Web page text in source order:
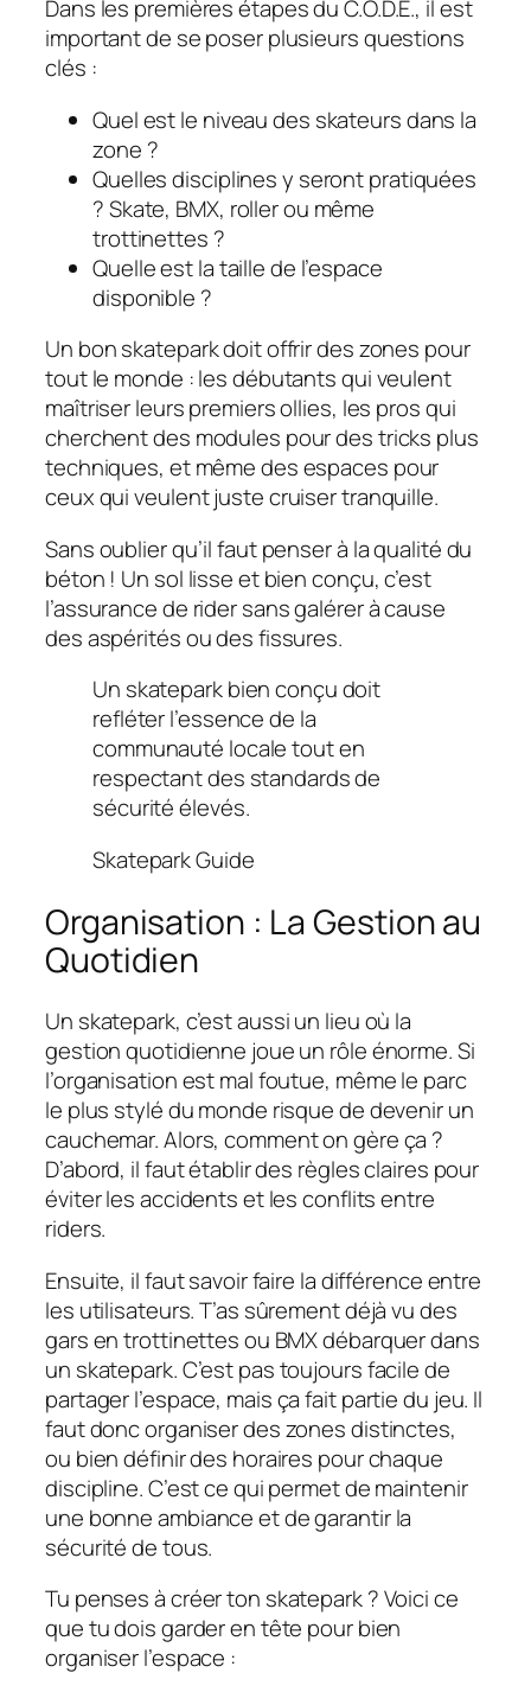
Dans les premières étapes du C.O.D.E., il est
important de se poser plusieurs questions
clés :
Quel est le niveau des skateurs dans la
zone ?
Quelles disciplines y seront pratiquées
? Skate, BMX, roller ou même
trottinettes ?
Quelle est la taille de l’espace
disponible ?
Un bon skatepark doit offrir des zones pour
tout le monde : les débutants qui veulent
maîtriser leurs premiers ollies, les pros qui
cherchent des modules pour des tricks plus
techniques, et même des espaces pour
ceux qui veulent justecruisertranquille.
Sans oublier qu’il faut penser à la qualité du
béton ! Un sol lisse et bien conçu, c’est
l’assurance de rider sans galérer à cause
des aspérités ou des fissures.
Un skatepark bien conçu doit
refléter l’essence de la
communauté locale tout en
respectant des standards de
sécurité élevés.
Skatepark Guide
Organisation : La Gestion au
Quotidien
Un skatepark, c’est aussi un lieu où la
gestion quotidienne joue un rôle énorme. Si
l’organisation est mal foutue, même le parc
le plus stylé du monde risque de devenir un
cauchemar. Alors, comment on gère ça ?
D’abord, il faut établir des règles claires pour
éviter les accidents et les conflits entre
riders.
Ensuite, il faut savoir faire la différence entre
les utilisateurs. T’as sûrement déjà vu des
gars en trottinettes ou BMX débarquer dans
un skatepark. C’est pas toujours facile de
partager l’espace, mais ça fait partie du jeu. Il
faut donc organiser des zones distinctes,
ou bien définir des horaires pour chaque
discipline. C’est ce qui permet de maintenir
une bonne ambiance et de garantir la
sécurité de tous.
Tu penses à créer ton skatepark ? Voici ce
que tu dois garder en tête pour bien
organiser l’espace :